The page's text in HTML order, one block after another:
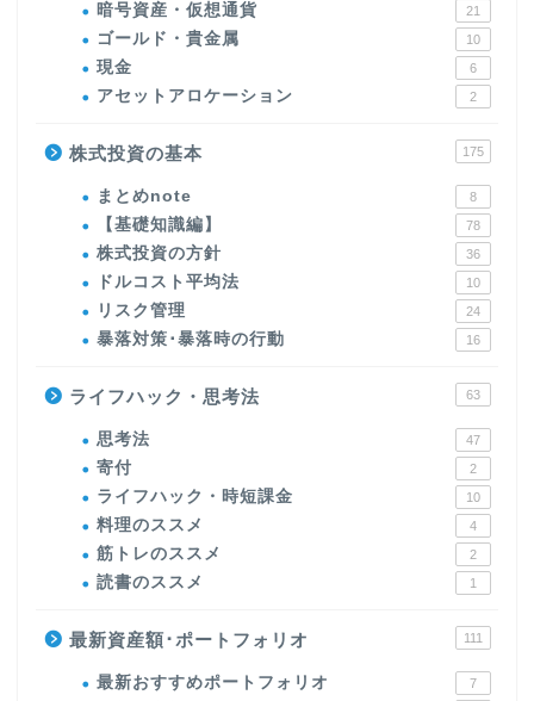
暗号資産・仮想通貨 21
ゴールド・貴金属 10
現金 6
アセットアロケーション 2
株式投資の基本 175
まとめnote 8
【基礎知識編】 78
株式投資の方針 36
ドルコスト平均法 10
リスク管理 24
暴落対策･暴落時の行動 16
ライフハック・思考法 63
思考法 47
寄付 2
ライフハック・時短課金 10
料理のススメ 4
筋トレのススメ 2
読書のススメ 1
最新資産額･ポートフォリオ 111
最新おすすめポートフォリオ 7